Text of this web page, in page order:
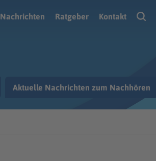
Nachrichten Ratgeber Kontakt
Aktuelle Nachrichten zum Nachhören